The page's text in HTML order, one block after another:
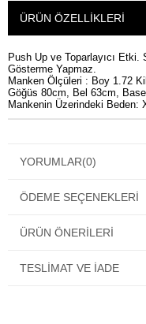
ÜRÜN ÖZELLIKLERI
Push Up ve Toparlayıcı
Gösterme Yapmaz.
Manken Ölçüleri : Boy 1.72
Göğüs 80cm, Bel 63cm,
Mankenin Üzerindeki Beden:
YORUMLAR(0)
ÖDEME SEÇENEKLERI
ÜRÜN ÖNERILERI
TESLIMAT VE İADE